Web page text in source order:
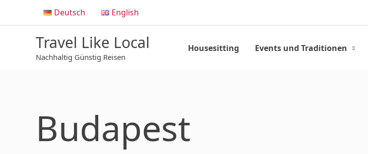
Deutsch English
Travel Like Local
Nachhaltig Günstig Reisen
Housesitting Events und Traditionen
Budapest